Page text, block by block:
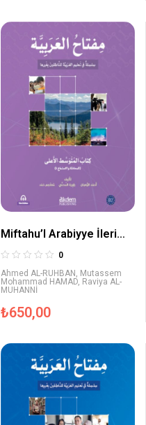
Miftahu’l Arabiyye İleri
Orta Seviye (Konuşma ve
Dinleme)
0
Ahmed AL-RUHBAN , Mutassem
Mohammad HAMAD, Raviya AL-
MUHANNİ
₺650,00